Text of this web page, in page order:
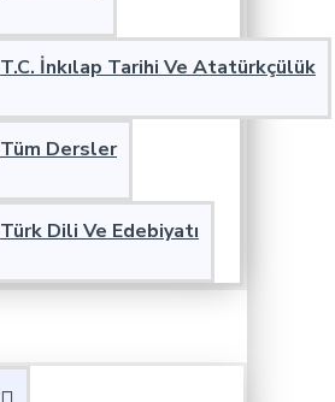
T.C. İnkılap Tarihi Ve Atatürkçülük
Tüm Dersler
Türk Dili Ve Edebiyatı